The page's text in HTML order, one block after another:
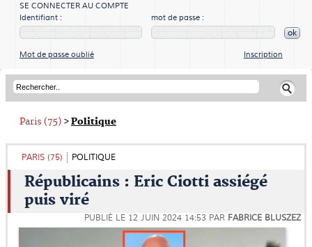
SE CONNECTER AU COMPTE
Identifiant :
mot de passe :
ok
Mot de passe oublié Inscription
Paris (75) >Politique
PARIS (75) POLITIQUE
Républicains : Eric Ciotti assiégé
puis viré
PUBLIÉ LE 12 JUIN 2024 14:53 PAR FABRICE BLUSZEZ